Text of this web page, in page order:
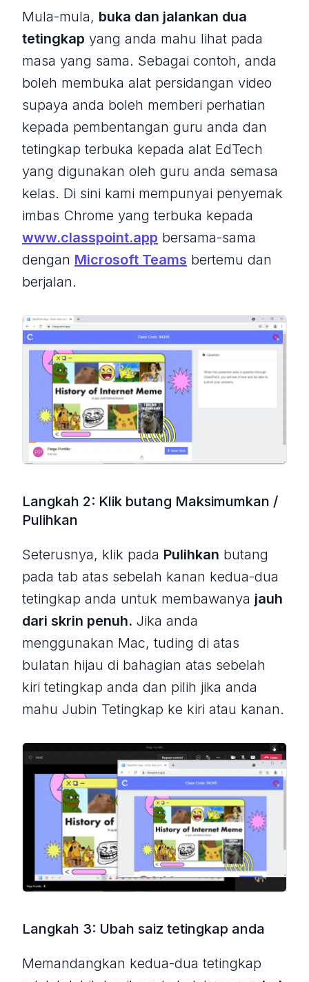
Mula-mula, buka dan jalankan dua
tetingkap yang anda mahu lihat pada
masa yang sama. Sebagai contoh, anda
boleh membuka alat persidangan video
supaya anda boleh memberi perhatian
kepada pembentangan guru anda dan
tetingkap terbuka kepada alat EdTech
yang digunakan oleh guru anda semasa
kelas. Di sini kami mempunyai penyemak
imbas Chrome yang terbuka kepada
www.classpoint.app bersama-sama
dengan Microsoft Teams bertemu dan
berjalan.
Langkah 2: Klik butang Maksimumkan /
Pulihkan
Seterusnya, klik pada Pulihkan butang
pada tab atas sebelah kanan kedua-dua
tetingkap anda untuk membawanya jauh
dari skrin penuh. Jika anda
menggunakan Mac, tuding di atas
bulatan hijau di bahagian atas sebelah
kiri tetingkap anda dan pilih jika anda
mahu Jubin Tetingkap ke kiri atau kanan.
Langkah 3: Ubah saiz tetingkap anda
Memandangkan kedua-dua tetingkap